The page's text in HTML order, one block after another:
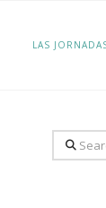
LAS
Search